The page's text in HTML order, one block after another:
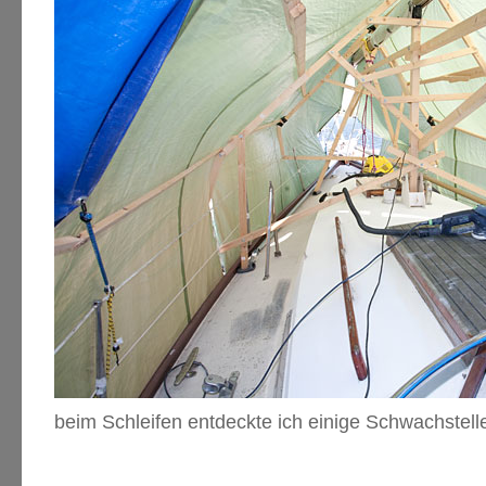
beim Schleifen entdeckte ich einige